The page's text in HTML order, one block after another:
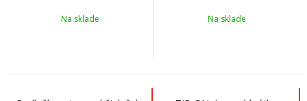
Na sklade Na sklade